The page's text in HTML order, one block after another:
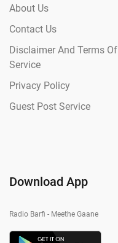
About Us
Contact Us
Disclaimer And Terms Of
Service
Privacy Policy
Guest Post Service
Download App
Radio Barfi - Meethe Gaane